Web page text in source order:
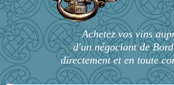
Achetez vos vins
d'un négociant de
directement et en toute